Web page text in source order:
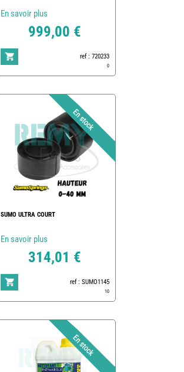
En savoir plus
999,00 €
ref : 720233
0
SUMO ULTRA COURT
En savoir plus
314,01 €
ref : SUMO1145
10